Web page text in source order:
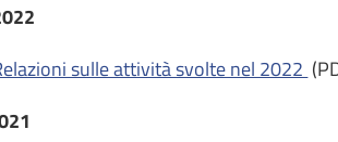
sulle attività svolte nel 2022